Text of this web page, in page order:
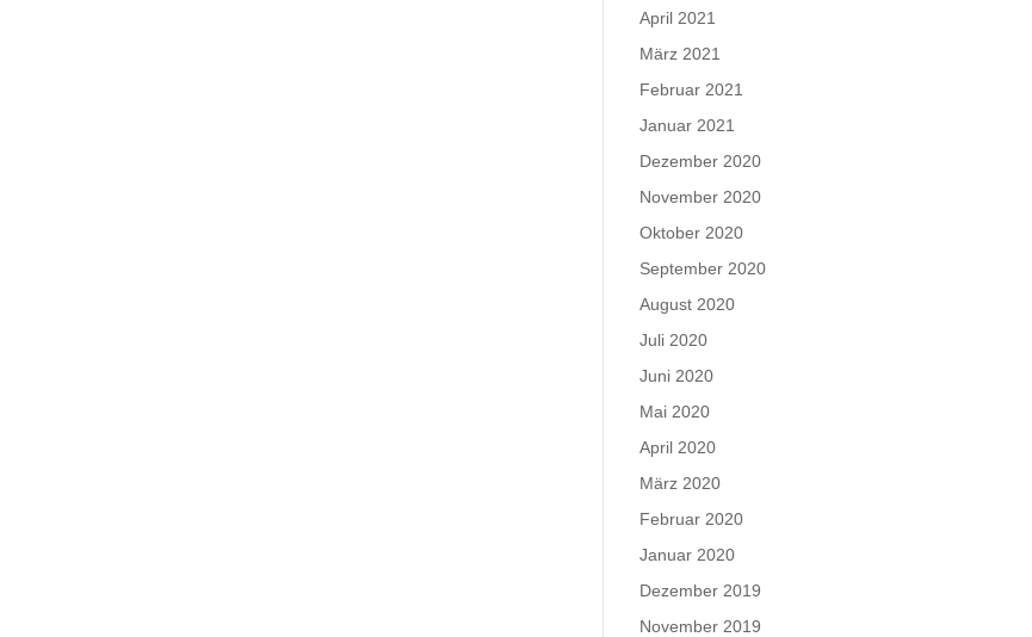
April 2021
März 2021
Februar 2021
Januar 2021
Dezember 2020
November 2020
Oktober 2020
September 2020
August 2020
Juli 2020
Juni 2020
Mai 2020
April 2020
März 2020
Februar 2020
Januar 2020
Dezember 2019
November 2019